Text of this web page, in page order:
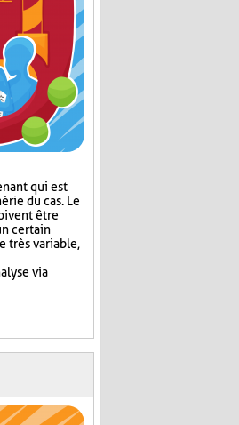
qui est
du cas. Le
être
certain
très variable,
via